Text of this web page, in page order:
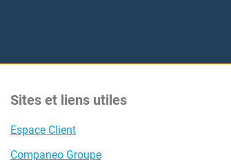
Sites et liens utiles
Espace Client
Companeo Groupe